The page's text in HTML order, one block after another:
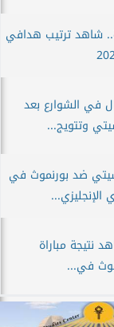
شاهد ترتيب هدافي
في الشوارع بعد
وتتويج...
ضد بورنموث في
نتيجة مباراة
في...